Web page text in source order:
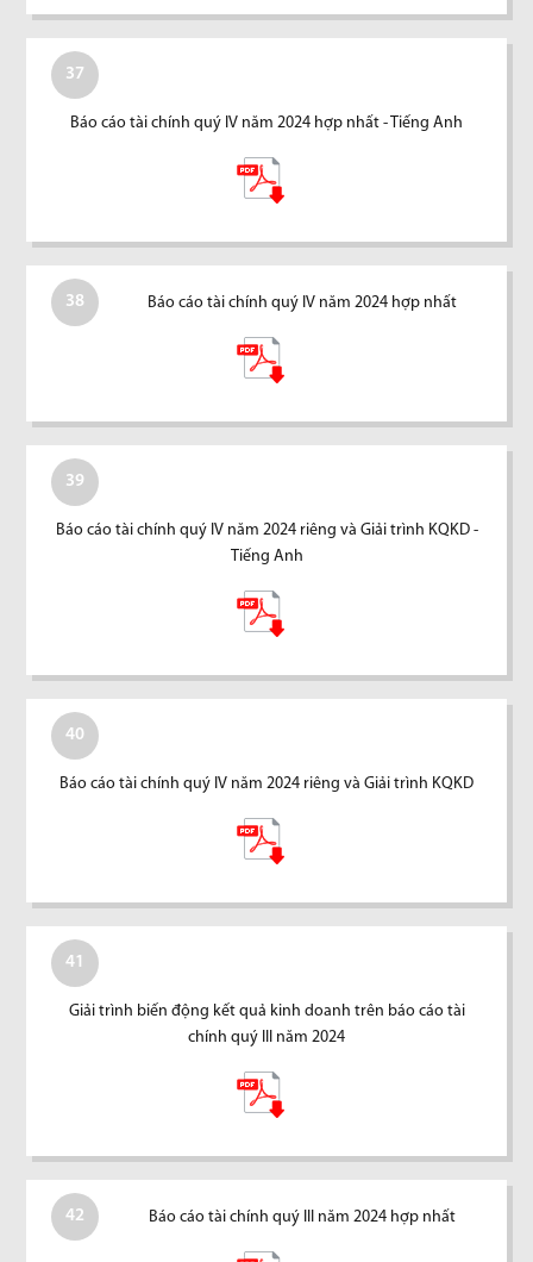
37
Báo cáo tài chính quý IV năm 2024 hợp nhất - Tiếng Anh
38 Báo cáo tài chính quý IV năm 2024 hợp nhất
39
Báo cáo tài chính quý IV năm 2024 riêng và Giải trình KQKD -
Tiếng Anh
40
Báo cáo tài chính quý IV năm 2024 riêng và Giải trình KQKD
41
Giải trình biến động kết quả kinh doanh trên báo cáo tài
chính quý III năm 2024
42 Báo cáo tài chính quý III năm 2024 hợp nhất